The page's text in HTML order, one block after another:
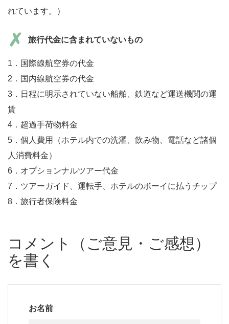
れています。）
旅行代金に含まれていないもの
1．国際線航空券の代金
2．国内線航空券の代金
3．日程に明示されていない船舶、鉄道など運送機関の運
賃
4．超過手荷物料金
5．個人費用（ホテル内での洗濯、飲み物、電話など諸個
人消費料金）
6．オプションナルツアー代金
7．ツアーガイド、運転手、ホテルのボーイに払うチップ
8．旅行者保険料金
コメント（ご意見・ご感想）
を書く
お名前